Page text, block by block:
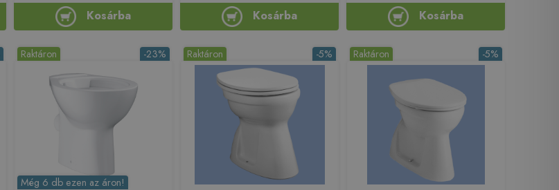
Kosárba Kosárba Kosárba
-23%
Raktáron
Még 6 db ezen az áron!
-5%
Raktáron -5%
Raktáron